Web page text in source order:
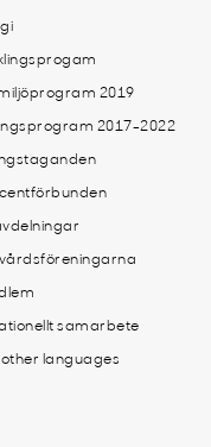
2019
2017-2022
samarbete
other languages